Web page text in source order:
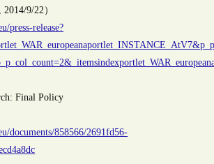
9/22）
press-release?
Final Policy
documents/858566/2691fd56-